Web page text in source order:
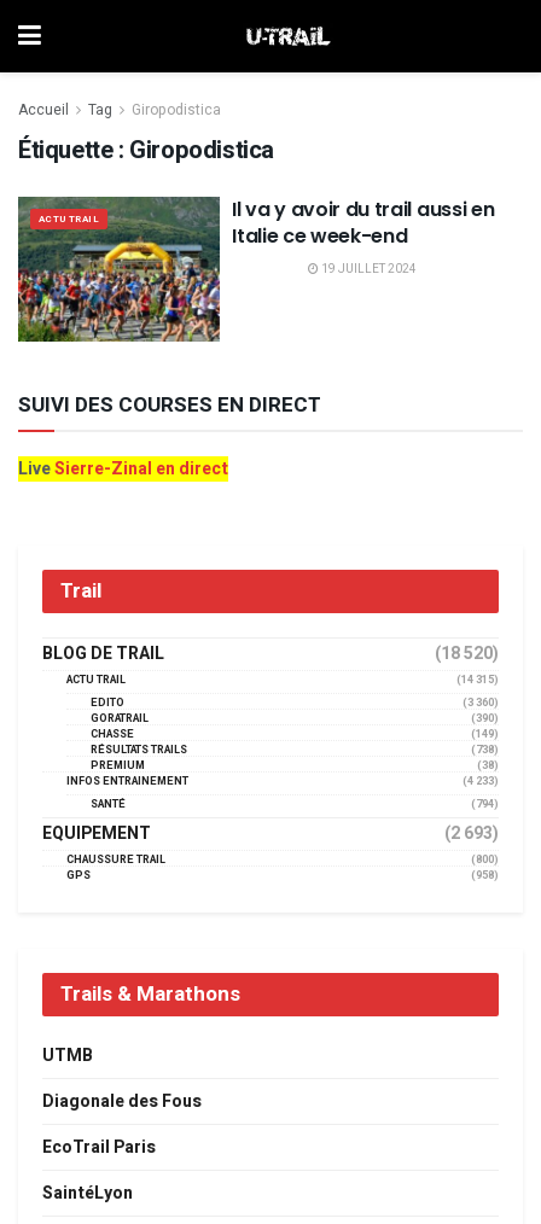
Accueil Tag Giropodistica
Étiquette : Giropodistica
ACTU TRAIL
Il va y avoir du trail aussi en
Italie ce week-end
19 JUILLET 2024
SUIVI DES COURSES EN DIRECT
LiveSierre-Zinal en direct
Trail
BLOG DE TRAIL (18 520)
ACTU TRAIL
(14 315)
EDITO
(3 360)
GORATRAIL
(390)
CHASSE
(149)
RÉSULTATS TRAILS
(738)
PREMIUM
(38)
INFOS ENTRAINEMENT
(4 233)
SANTÉ
(794)
EQUIPEMENT (2 693)
CHAUSSURE TRAIL
(800)
GPS
(958)
Trails & Marathons
UTMB
Diagonale des Fous
EcoTrail Paris
SaintéLyon